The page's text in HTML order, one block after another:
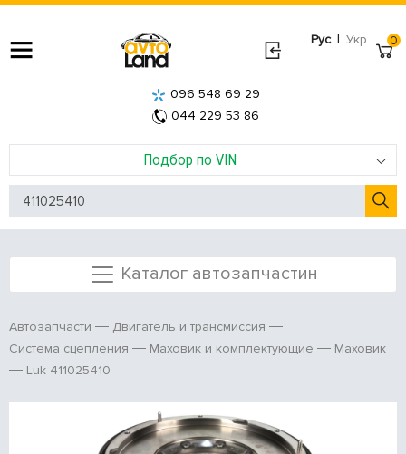
Рус | Укр
Подбор по VIN
096 548 69 29
044 229 53 86
0
Каталог автозапчастин
Автозапчасти
Двигатель и трансмиссия
Система сцепления
Маховик и комплектующие
Маховик
Luk 411025410